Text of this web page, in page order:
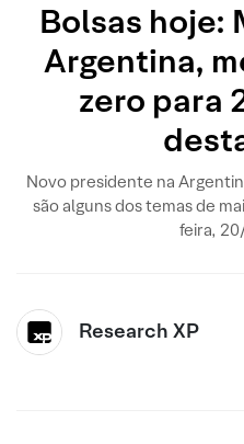
Bolsas hoje:
Argentina,
zero para
Novo presidente na
são alguns dos temas de
feira,
Research XP